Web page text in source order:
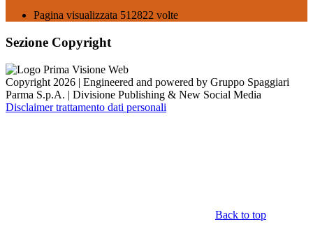
Pagina visualizzata 512822 volte
Sezione Copyright
Copyright 2026 | Engineered and powered by Gruppo Spaggiari
Parma S.p.A. | Divisione Publishing & New Social Media
Disclaimer trattamento dati personali
Back to top